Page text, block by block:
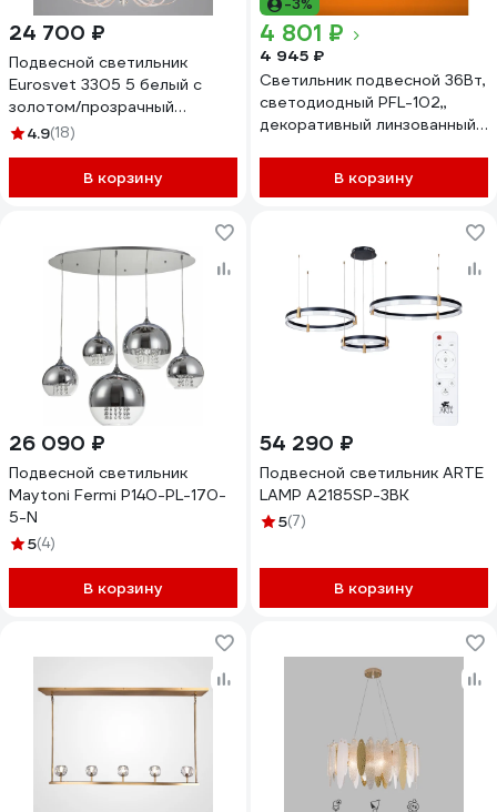
24 700 ₽
Подвесной светильник
Eurosvet 3305 5 белый с
золотом/прозрачный
хрусталь Strotskis
4.9(18)
В корзину
-3%
4 801 ₽
4 945 ₽
Светильник подвесной 36Вт,
светодиодный PFL-102,,
декоративный линзованный
iSVET PFL-102-2-5
В корзину
26 090 ₽
Подвесной светильник
Maytoni Fermi P140-PL-170-
5-N
5(4)
В корзину
54 290 ₽
Подвесной светильник ARTE
LAMP A2185SP-3BK
5(7)
В корзину